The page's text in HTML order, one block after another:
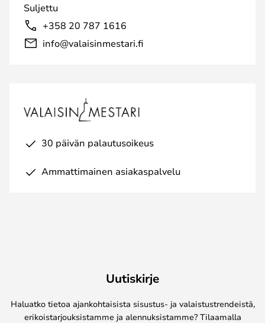
Suljettu
+358 20 787 1616
info@valaisinmestari.fi
30 päivän palautusoikeus
Ammattimainen asiakaspalvelu
Uutiskirje
Haluatko tietoa ajankohtaisista sisustus- ja valaistustrendeistä,
erikoistarjouksistamme ja alennuksistamme? Tilaamalla